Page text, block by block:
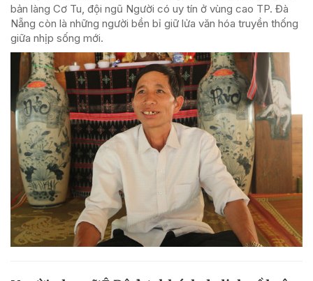
bản làng Cơ Tu, đội ngũ Người có uy tín ở vùng cao TP. Đà
Nẵng còn là những người bền bỉ giữ lửa văn hóa truyền thống
giữa nhịp sống mới.